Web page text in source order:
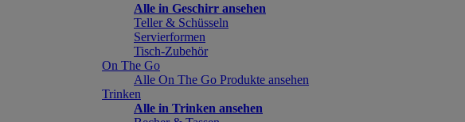
Alle in Geschirr ansehen
Teller & Schüsseln
Servierformen
Tisch-Zubehör
On The Go
Alle On The Go Produkte ansehen
Trinken
Alle in Trinken ansehen